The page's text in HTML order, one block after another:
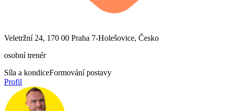
Veletržní 24, 170 00 Praha 7-Holešovice, Česko
osobní trenér
Síla a kondiceFormování postavy
Profil